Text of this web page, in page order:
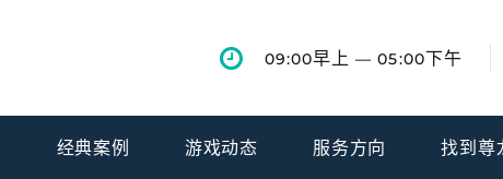
09:00早上 — 05:00下午
经典案例 游戏动态 服务方向 找到尊